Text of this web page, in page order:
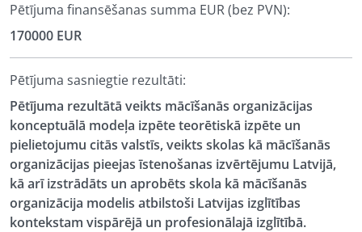
Pētījuma finansēšanas summa EUR (bez PVN):
170000 EUR
Pētījuma sasniegtie rezultāti:
Pētījuma rezultātā veikts mācīšanās organizācijas
konceptuālā modeļa izpēte teorētiskā izpēte un
pielietojumu citās valstīs, veikts skolas kā mācīšanās
organizācijas pieejas īstenošanas izvērtējumu Latvijā,
kā arī izstrādāts un aprobēts skola kā mācīšanās
organizācija modelis atbilstoši Latvijas izglītības
kontekstam vispārējā un profesionālajā izglītībā.